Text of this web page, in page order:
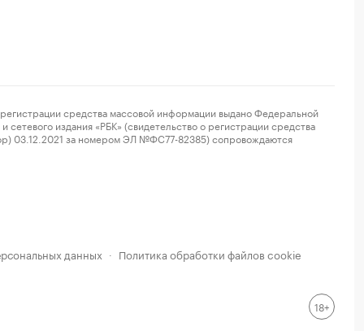
средства массовой информации выдано Федеральной
издания «РБК» (свидетельство о регистрации средства
03.12.2021 за номером ЭЛ №ФС77-82385) сопровождаются
данных · Политика обработки файлов cookie
18+